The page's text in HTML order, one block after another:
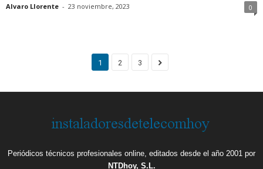
Alvaro Llorente - 23 noviembre, 2023 0
1 2 3
Periódicos técnicos profesionales online, editados desde el año 2001 por
NTDhoy, S.L.